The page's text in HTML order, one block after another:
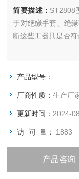
简要描述： ST2808
于对绝缘手套、绝
断这些工器具是否
产品型号：
厂商性质：生产厂
更新时间： 2024-
访 问 量： 1883
产品咨询